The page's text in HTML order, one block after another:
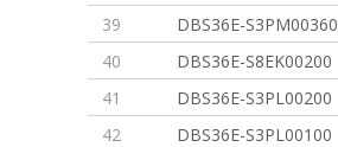
39 DBS36E-S3PM00360
40 DBS36E-S8EK00200
41 DBS36E-S3PL00200
42 DBS36E-S3PL00100